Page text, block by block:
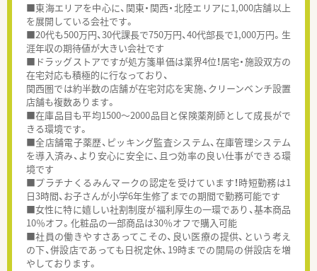
■東海エリアを中心に、関東・関西・北陸エリアに1,000店舗以上
を展開している会社です。
■20代も500万円、30代課長で750万円、40代部長で1,000万円。生
涯年収の期待値が大きい会社です
■ドラッグストアですが処方箋単価は業界4位！居宅・施設双方の
在宅対応も積極的に行なっており、
関西圏では約半数の店舗が在宅対応を実施、クリーンベンチ設置
店舗も複数あります。
■在庫品目も平均1500～2000品目と保険薬剤師として成長がで
きる環境です。
■全店舗電子薬歴、ピッキング監査システム、在庫管理システム
を導入済み、より安心に安全に、且つ効率の良い仕事ができる環
境です
■プラチナくるみんマークの認定を受けています！時短勤務は1
日3時間、お子さんが小学6年生修了までの期間で勤務可能です
■女性に特に嬉しい社割制度が福利厚生の一環であり、基本商品
10％オフ。化粧品の一部商品は30％オフで購入可能
■社員の働きやすさあってこその、良い医療の提供、という考え
の下、併設店であっても日祝定休、19時までの開局の併設店を増
やしております。